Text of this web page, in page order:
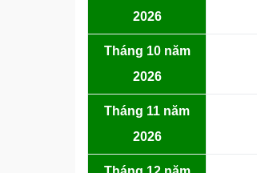
2026
Tháng 10 năm
2026
Tháng 11 năm
2026